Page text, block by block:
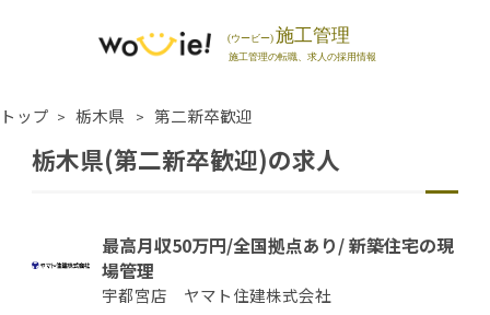
トップ 栃木県 第二新卒歓迎
栃木県(第二新卒歓迎)の求人
最高月収50万円/全国拠点あり/ 新築住宅の現
場管理
宇都宮店 ヤマト住建株式会社